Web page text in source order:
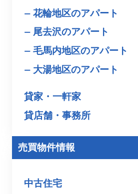
花輪地区のアパート
尾去沢のアパート
毛馬内地区のアパート
大湯地区のアパート
貸家・一軒家
貸店舗・事務所
売買物件情報
中古住宅